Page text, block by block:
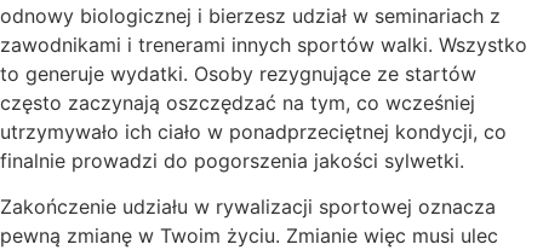
odnowy biologicznej i bierzesz udział w seminariach z
zawodnikami i trenerami innych sportów walki. Wszystko
to generuje wydatki. Osoby rezygnujące ze startów
często zaczynają oszczędzać na tym, co wcześniej
utrzymywało ich ciało w ponadprzeciętnej kondycji, co
finalnie prowadzi do pogorszenia jakości sylwetki.
Zakończenie udziału w rywalizacji sportowej oznacza
pewną zmianę w Twoim życiu. Zmianie więc musi ulec